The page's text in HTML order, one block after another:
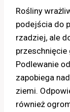
Rośliny
podejścia do
rzadziej, ale
przeschnięcie
Podlewanie
zapobiega
ziemi.
również